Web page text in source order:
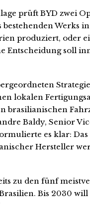
prüft BYD zwei
Werks
produziert, oder
Entscheidung soll
lokalen
brasilianischen
Baldy, Senior
es klar:
Hersteller
zu den fünf
Bis 2030 will